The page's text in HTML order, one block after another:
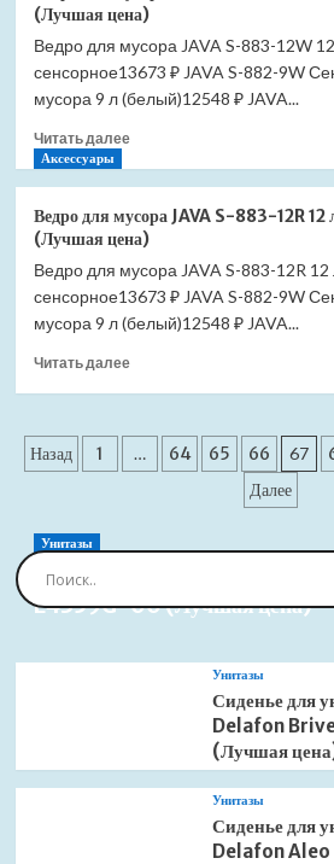
мусора
JAVA
S-
883-
9
сенсорное
(Лучшая
цена)
(Лучшая цена)
Ведро для мусора JAVA S-883-12W
сенсорное13673 ₽ JAVA S-882-9W
мусора 9 л (белый)12548 ₽ JAVA...
Читать далееПрочитать
для
мусора
JAVA
S-
883-
12
(Лучшая
цена)
Аксессуары
Ведро для мусора JAVA S-883-12R 12
(Лучшая цена)
Ведро для мусора JAVA S-883-12R 12
сенсорное13673 ₽ JAVA S-882-9W
мусора 9 л (белый)12548 ₽ JAVA...
Читать далееПрочитать
мусора
литров
Пагинация
Назад 1 … 64 65 66 67
Далее
Унитазы
Сиденье для унитаза Jacob
E4359G-00 (Лучшая цена)
Унитазы
Сиденье для
Delafon
(Лучшая
Унитазы
Сиденье для
Delafon